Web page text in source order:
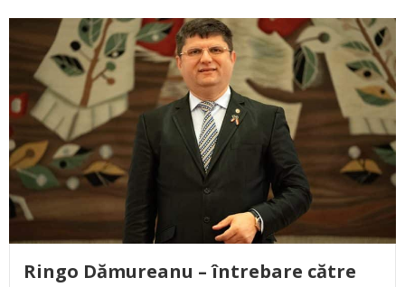
Ringo Dămureanu – întrebare către